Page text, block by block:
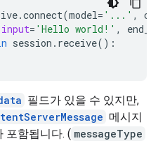
.connect(model= '...' ,
input= 'Hello world!' ,
session . receive():
필드가 있을 수 있지만,
메시지
포함됩니다. ( messageType